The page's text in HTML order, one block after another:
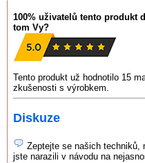
100% uživatelů tento produkt
tom Vy?
Tento produkt už hodnotilo 15
zkušenosti s výrobkem.
Diskuze
Zeptejte se našich techniků,
jste narazili v návodu na